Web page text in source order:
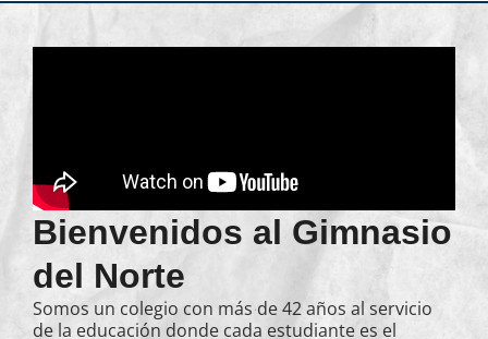
Bienvenidos al Gimnasio
del Norte
Somos un colegio con más de 42 años al servicio
de la educación donde cada estudiante es el